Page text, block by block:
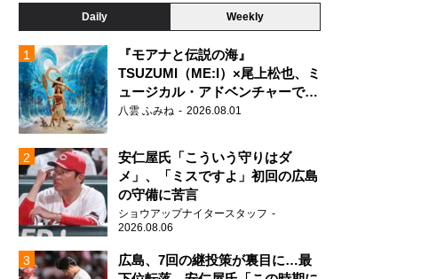
ナインティナイン・矢部浩之
Daily Weekly
『モアナと伝説の海』
TSUZUMI（ME:I）×尾上松也、ミ
ュージカル・アドベンチャーで美
声を響かせる
八雲 ふみね 2026.08.01
安仁屋氏「こういう守りはダ
メ」、「ミスですよ」初回の広島
の守備に苦言
ショウアップナイタースタッフ
2026.08.06
広島、7回の継投策が裏目に…最